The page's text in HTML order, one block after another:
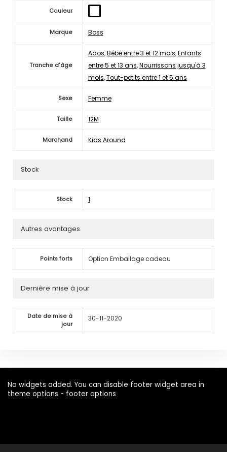
Couleur
Marque Boss
Tranche d'âge
Ados,Bébé entre 3 et 12 mois,Enfants
entre 5 et 13 ans,Nourrissons jusqu'à 3
mois,Tout-petits entre 1 et 5 ans
Sexe Femme
Taille 12M
Marchand Kids Around
Stock
Stock 1
Autres avantages
Points forts Option Emballage cadeau
Dernière mise à jour
Date de mise à
jour
30-11-2020
No widgets added. You can disable footer widget area in
theme options - footer options